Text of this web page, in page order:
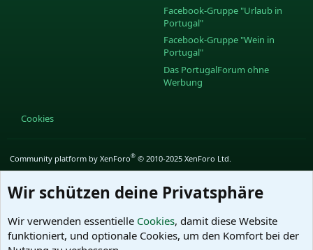
Facebook-Gruppe "Urlaub in
Portugal"
Facebook-Gruppe "Wein in
Portugal"
Das PortugalForum ohne
Werbung
Cookies
Community platform by XenForo® © 2010-2025 XenForo Ltd.
Wir schützen deine Privatsphäre
Wir verwenden essentielle Cookies, damit diese Website
funktioniert, und optionale Cookies, um den Komfort bei der